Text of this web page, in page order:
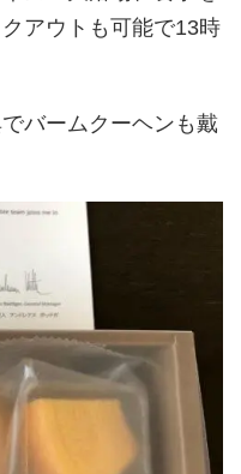
アウトも可能で13時
バームクーヘンも戴